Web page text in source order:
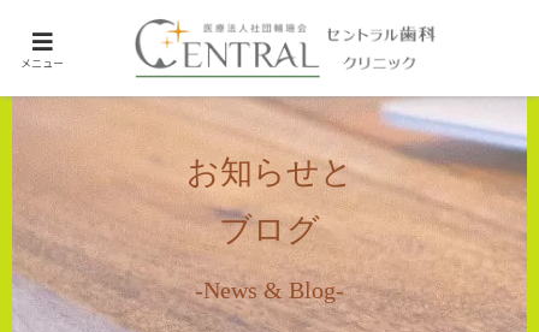
お知らせと
ブログ
-News & Blog-
ホーム
未分類
メニュー